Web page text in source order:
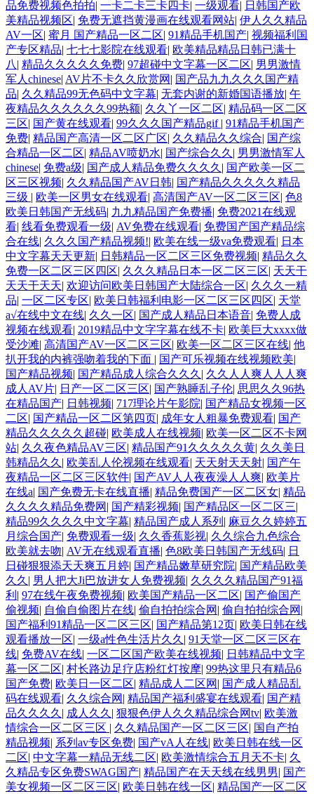
品免费视频色拍拍| 一卡二卡三卡四卡| 一级观看| 日韩国产欧
美精品视频区| 免费无遮挡黄漫画在线观看网站| 伊人久久精品
AV一区| 蜜月 国产精品一区二区| 91精品手机国产| 视频福利国
产专区精品| 七七七影院在线观看| 欧美精品精品日韩已满十
八 | 精品久久久久久免费| 97超碰中文字幕一区二区| 男男激情
军人chinese| AV片不卡久久欣赏网 | 国产品九九久久久国产精
品| 久久精品99无色码中文字幕| 无套内谢的新婚国语播放| 午
夜精品久久久久久久99热额| 久久丫一区二区| 精品码一区二区
三区| 国产黄在线观看| 99久久久国产精品gif | 91精品手机国产
免费| 精品国产高清一区二区广区| 久久精品久久综合| 国产综
合精品一区二区| 精品AV喷奶水| 国产综合久久 | 男男激情军人
chinese| 免费a级| 国产成人精品免费久久久久 | 国产欧美一区二
区三区视频| 久久精品国产AV日韩| 国产精品久久久久久精品
三级 | 欧美一区男女在线观看| 高清国产AV一区二区三区| 色8
欧美日韩国产无线码| 九九精品国产免费播| 免费2021在线观
看| 线看免费观看一级| AV免费在线观看| 免费国产国产精品综
合在线| 久久久国产精品视频!| 欧美在线一级va免费观看| 日本
中文字幕天天更新| 日韩精品一区二区三区免费视频| 精品久久
免费一区二区三区四区| 久久久精品日本一区二区三区| 天天干
天天干天天| 欢迎访问欧美日韩国产大陆综合一区| 久久久一精
品| 一区二区专区| 欧美日韩福利电影一区二区三区四区| 天堂
а√在线中文在线| 久久一区| 国产成人精品日本语音| 免费人成
视频在线观看| 2019精品中文字字幕在线不卡| 欧美巨大xxxx做
受沙滩| 高清国产AV一区二区三区| 欧美一区二区三区在线| 他
扒开我的内裤强吻着我的下面 | 国产可乐视频在线视频欧美|
国产精品视频| 国产精品成人综合久久久 | 久久人人爽人人人爽
成人AV片| 日产一区二区三区| 国产熟睡乱子伦| 思思久久96热
在精品国产| 日韩视频| 717理论片午影院| 国产精品女视频一区
二区| 国产精品一区二区第四页| 成年女人粗暴免费观看| 国产
精品久久久久久超碰| 欧美成人在线视频| 欧美一区二区不卡网
站| 久久夜色精品AV三区| 精品国产91久久久久久黄| 久久美日
韩精品久久 | 欧美乱人伦视频在线观看| 天天射天天射| 国产午
夜精品一区二区三区软件| 国产AV人人夜夜澡人人爽| 欧美片
在线a| 国产免费无卡在线直播| 精品免费国产一区二区女| 精品
久久久久精品免费网 | 国产精彩视频| 国产精品区一区二区三|
精品99久久久久中文字幕| 精品国产成人系列 | 麻豆久久婷婷五
月综合国产| 免费观看一级| 久久香蕉影视| 久久综合九色综合
欧美就去吻| AV无在线观看直播| 色8欧美日韩国产无线码| 日
日碰狠狠添天天爽五月婷| 国产精品嫩草研究院| 国产精品欧美
久久 | 男人把大Ji巴放进女人免费视频| 久久久久精品国产91福
利 | 97在线午夜免费视频| 欧美国产精品一区二区| 国产偷国产
偷视频| 自偷自偷图片在线| 偷自拍拍综合网 | 偷自拍拍综合网 |
国产福利91精品一区二区三区| 国产精品第12页| 欧美日韩在线
观看播放一区| 一级a性色生活片久久 | 91天堂一区二区三区在
线| 免费AV在线| 一区二区国产欧美在线视频| 日韩精品中文字
幕一区二区| 村长路边足疗店粉红灯按摩| 99热这里只有精品6
国产免费| 欧美日一区二区| 精品成人二区网 | 国产成人精品乱
码在线观看| 久久综合网 | 精品国产福利盛宴在线观看| 国产精
品久久久久 | 成人久久 | 狠狠色伊人久久精品综合网tv| 欧美激
情综合一区二区三区 | 久久精品国产一区二区三区| 国自产拍
精品视频| 系列av专区免费| 国产vA人在线| 欧美日韩在线一区
二区| 中文字幕一精品无线二区| 欧美激情综合五月天不卡| 久
久精品专区免费SWAG国产| 精品国产在天天线在线男男| 国产
美女视频一区二区三区| 欧美日韩在线一区| 精品国产一区二区